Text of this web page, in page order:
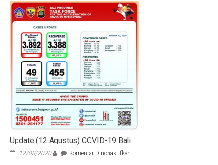
Lemkari
Bali
Masa
Update (12 Agustus) COVID-19 Bali
12/08/2020 Komentar Dinonaktifkan